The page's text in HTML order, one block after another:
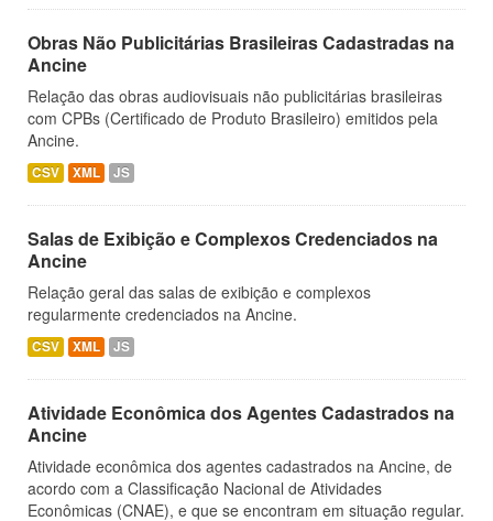
Obras Não Publicitárias Brasileiras Cadastradas na
Ancine
Relação das obras audiovisuais não publicitárias brasileiras
com CPBs (Certificado de Produto Brasileiro) emitidos pela
Ancine.
CSV XML JS
Salas de Exibição e Complexos Credenciados na
Ancine
Relação geral das salas de exibição e complexos
regularmente credenciados na Ancine.
CSV XML JS
Atividade Econômica dos Agentes Cadastrados na
Ancine
Atividade econômica dos agentes cadastrados na Ancine, de
acordo com a Classificação Nacional de Atividades
Econômicas (CNAE), e que se encontram em situação regular.